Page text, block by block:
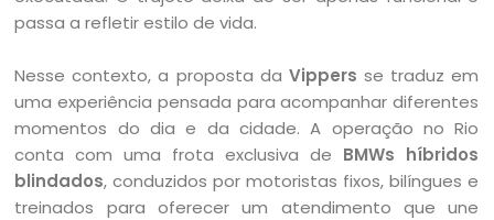
passa a refletir estilo de vida.
Nesse contexto, a proposta daVippers se traduz em
uma experiência pensada para acompanhar diferentes
momentos do dia e da cidade. A operação no Rio
conta com uma frota exclusiva de BMWs híbridos
blindados, conduzidos por motoristas fixos, bilíngues e
treinados para oferecer um atendimento que une